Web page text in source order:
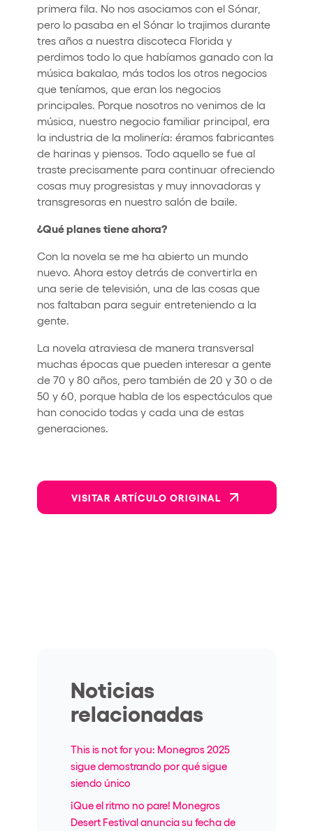
primera fila. No nos asociamos con el Sónar,
pero lo pasaba en el Sónar lo trajimos durante
tres años a nuestra discoteca Florida y
perdimos todo lo que habíamos ganado con la
música bakalao, más todos los otros negocios
que teníamos, que eran los negocios
principales. Porque nosotros no venimos de la
música, nuestro negocio familiar principal, era
la industria de la molinería: éramos fabricantes
de harinas y piensos. Todo aquello se fue al
traste precisamente para continuar ofreciendo
cosas muy progresistas y muy innovadoras y
transgresoras en nuestro salón de baile.
¿Qué planes tiene ahora?
Con la novela se me ha abierto un mundo
nuevo. Ahora estoy detrás de convertirla en
una serie de televisión, una de las cosas que
nos faltaban para seguir entreteniendo a la
gente.
La novela atraviesa de manera transversal
muchas épocas que pueden interesar a gente
de 70 y 80 años, pero también de 20 y 30 o de
50 y 60, porque habla de los espectáculos que
han conocido todas y cada una de estas
generaciones.
VISITAR ARTÍCULO ORIGINAL
Noticias
relacionadas
This is not for you: Monegros 2025
sigue demostrando por qué sigue
siendo único
¡Que el ritmo no pare! Monegros
Desert Festival anuncia su fecha de